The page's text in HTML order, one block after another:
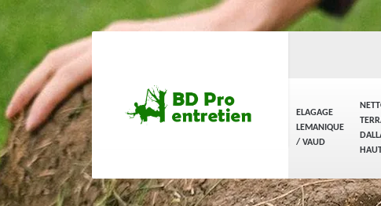
ELAGAGE
LEMANIQUE
/ VAUD